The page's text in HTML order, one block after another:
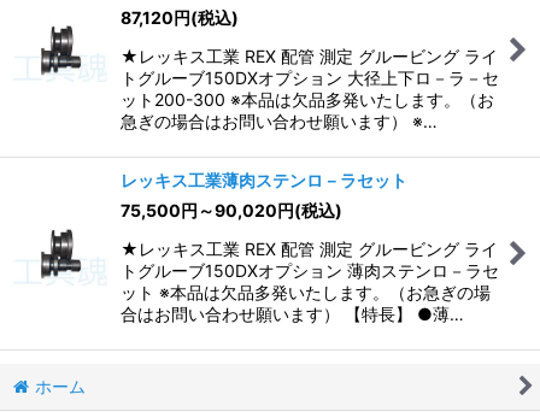
87,120円(税込)
★レッキス工業 REX 配管 測定 グルービング ライ
トグルーブ150DXオプション 大径上下ロ－ラ－セ
ット200-300 ※本品は欠品多発いたします。（お
急ぎの場合はお問い合わせ願います） ※…
レッキス工業薄肉ステンロ－ラセット
75,500円 ～90,020円(税込)
★レッキス工業 REX 配管 測定 グルービング ライ
トグルーブ150DXオプション 薄肉ステンロ－ラセ
ット ※本品は欠品多発いたします。（お急ぎの場
合はお問い合わせ願います） 【特長】 ●薄…
ホーム